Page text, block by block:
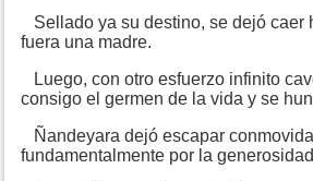
Sellado ya su destino, se dejó caer
fuera una madre.
Luego, con otro esfuerzo infinito
consigo el germen de la vida y se
Ñandeyara dejó escapar
fundamentalmente por la